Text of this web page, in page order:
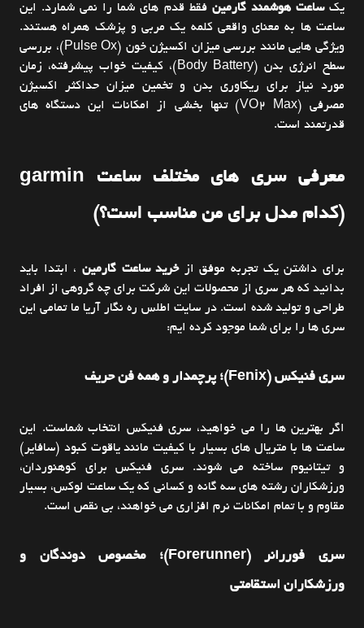
یکساعت هوشمند گارمین فقط قدم های شما را نمی شمارد. این
ساعت ها به معنای واقعی کلمه یک مربی و پزشک همراه هستند.
ویژگی هایی مانند بررسی میزان اکسیژن خون (Pulse Ox)، بررسی
سطح انرژی بدن (Body Battery)، کیفیت خواب پیشرفته، زمان
مورد نیاز برای ریکاوری بدن و تخمین میزان حداکثر اکسیژن
مصرفی (VO2 Max) تنها بخشی از امکانات این دستگاه های
قدرتمند است.
معرفی سری های مختلف ساعت garmin
(کدام مدل برای من مناسب است؟)
برای داشتن یک تجربه موفق ازخرید ساعت گارمین ، ابتدا باید
بدانید که هر سری از محصولات این شرکت برای چه گروهی از افراد
طراحی و تولید شده است. در سایت اطلس ره نگار آریا ما تمامی این
سری ها را برای شما موجود کرده ایم:
سری فنیکس (Fenix)؛ پرچمدار و همه فن حریف
اگر بهترین ها را می خواهید، سری فنیکس انتخاب شماست. این
ساعت ها با متریال های بسیار با کیفیت مانند یاقوت کبود (سافایر)
و تیتانیوم ساخته می شوند. سری فنیکس برای کوهنوردان،
ورزشکاران رشته های سه گانه و کسانی که یک ساعت لوکس، بسیار
مقاوم و با تمام امکانات نرم افزاری می خواهند، بی نقص است.
سری فوررانر (Forerunner)؛ مخصوص دوندگان و
ورزشکاران استقامتی